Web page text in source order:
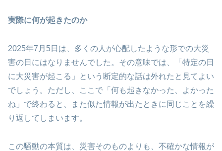
実際に何が起きたのか
2025年7月5日は、多くの人が心配したような形での大災
害の日にはなりませんでした。その意味では、「特定の日
に大災害が起こる」という断定的な話は外れたと見てよい
でしょう。ただし、ここで「何も起きなかった、よかった
ね」で終わると、また似た情報が出たときに同じことを繰
り返してしまいます。
この騒動の本質は、災害そのものよりも、不確かな情報が